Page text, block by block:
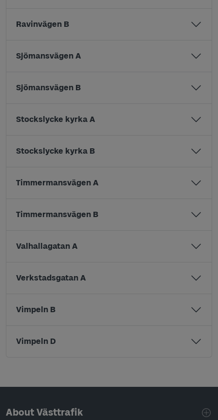
Ravinvägen B
Sjömansvägen A
Sjömansvägen B
Stockslycke kyrka A
Stockslycke kyrka B
Timmermansvägen A
Timmermansvägen B
Valhallagatan A
Verkstadsgatan A
Vimpeln B
Vimpeln D
Page footer navigation
About Västtrafik